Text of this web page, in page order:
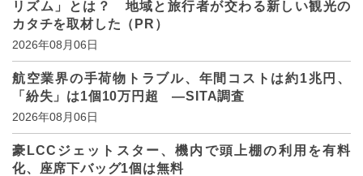
リズム」とは？ 地域と旅行者が交わる新しい観光の
カタチを取材した（PR）
2026年08月06日
航空業界の手荷物トラブル、年間コストは約1兆円、
「紛失」は1個10万円超 ―SITA調査
2026年08月06日
豪LCCジェットスター、機内で頭上棚の利用を有料
化、座席下バッグ1個は無料